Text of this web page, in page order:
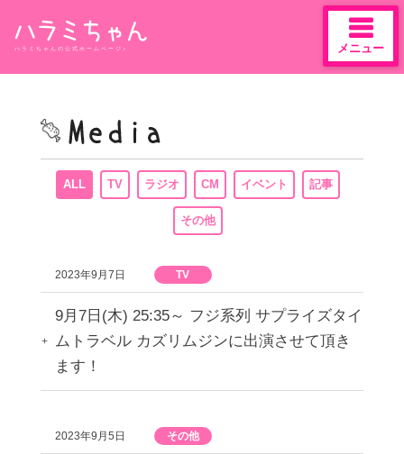
content
ハラミちゃんの公式ホームページ♪ メニュー
ALL TV ラジオ CM イベント 記事
その他
2023年9月7日 TV
9月7日(木) 25:35～ フジ系列 サプライズタイ
ムトラベル カズリムジンに出演させて頂き
ます！
2023年9月5日 その他